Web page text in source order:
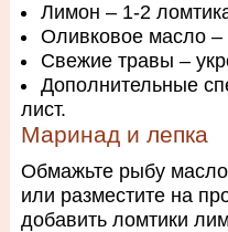
Лимон – 1-2
Оливковое масло –
Свежие травы –
Дополнительные
лист.
Маринад и лепка
Обмажьте рыбу
или разместите на
добавить ломтики